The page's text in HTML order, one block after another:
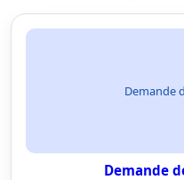
Demande
Demande